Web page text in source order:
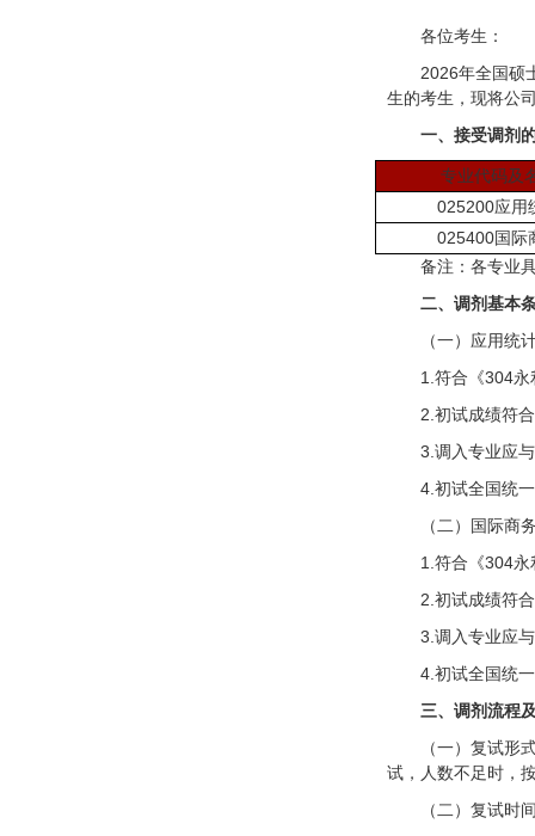
各位考生：
2026年全国硕
生的考生，现将公
一、接受调剂
专业代码及
025200应用
025400国际
备注：各专业
二、调剂基本
（一）应用统
1.符合《304
2.初试成绩符
3.调入专业应
4.初试全国统
（二）国际商
1.符合《304
2.初试成绩符
3.调入专业应
4.初试全国统
三、调剂流程
（一）复试形
试，人数不足时，
（二）复试时